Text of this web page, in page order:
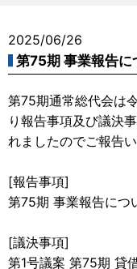
2025/06/26
第75期 事業報告に
第75期通常総代会は
り報告事項及び議決
れましたのでご報告い
[報告事項]
第75期 事業報告につ
[議決事項]
第1号議案 第75期 貸